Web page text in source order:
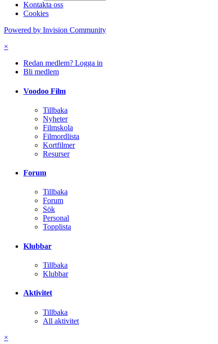
Kontakta oss
Cookies
Powered by Invision Community
×
Redan medlem? Logga in
Bli medlem
Voodoo Film
Tillbaka
Nyheter
Filmskola
Filmordlista
Kortfilmer
Resurser
Forum
Tillbaka
Forum
Sök
Personal
Topplista
Klubbar
Tillbaka
Klubbar
Aktivitet
Tillbaka
All aktivitet
×